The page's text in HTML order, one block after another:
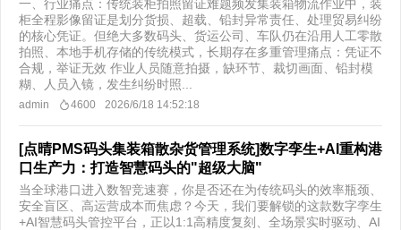
​一、行业痛点：传统装柜拍照留证难题频发集装箱物流作业中，装
柜全程影像留证是划分货损、超载、铅封异常责任、处理贸易纠纷
的核心凭证。但绝大多数码头、货运公司、车队仍在沿用人工零散
拍照、本地手机存储的传统模式，长期存在多重管理痛点：凭证不
合规，举证无效 作业人员随意拍摄，缺环节、裁切画面、铅封模
糊、人员入镜，发生纠纷时照...
admin 4600 2026/6/18 14:52:18
[点晴PMS码头集装箱散杂货管理系统]数字孪生+AI重构港
口生产力：打造智慧码头的"超级大脑"
当全球港口进入数智竞速赛，你是否还在为传统码头的效率瓶颈、
安全盲区、高运营成本而焦虑？今天，我们要解锁的这款数字孪生
+AI智慧码头管控平台，正以1:1高精度复刻、全场景实时驱动、AI